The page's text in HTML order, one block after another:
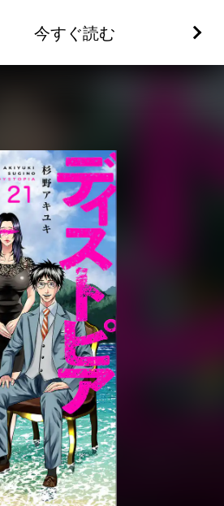
今すぐ読む